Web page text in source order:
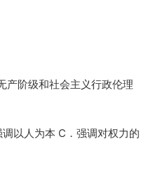
产阶级和社会主义行政伦理
以人为本 C．强调对权力的